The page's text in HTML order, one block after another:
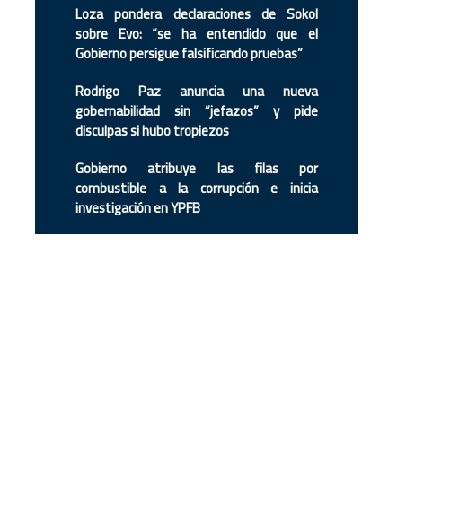
Loza pondera declaraciones de Sokol
sobre Evo: “se ha entendido que el
Gobierno persigue falsificando pruebas”
Rodrigo Paz anuncia una nueva
gobernabilidad sin “jefazos” y pide
disculpas si hubo tropiezos
Gobierno atribuye las filas por
combustible a la corrupción e inicia
investigación en YPFB